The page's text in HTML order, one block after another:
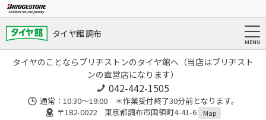
タイヤ館 調布
タイヤのことならブリヂストンのタイヤ館へ（当店はブリヂスト
ンの直営店になります）
042-442-1505
通常：10:30～19:00 ＊作業受付終了30分前となります。
〒182-0022 東京都調布市国領町4-41-6
Map